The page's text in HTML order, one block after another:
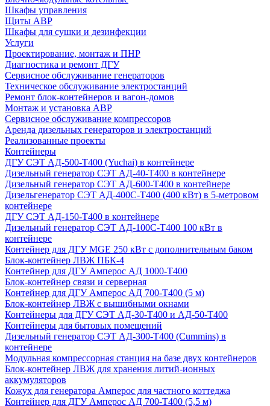
Шкафы управления
Щиты АВР
Шкафы для сушки и дезинфекции
Услуги
Проектирование, монтаж и ПНР
Диагностика и ремонт ДГУ
Сервисное обслуживание генераторов
Техническое обслуживание электростанций
Ремонт блок-контейнеров и вагон-домов
Монтаж и установка АВР
Сервисное обслуживание компрессоров
Аренда дизельных генераторов и электростанций
Реализованные проекты
Контейнеры
ДГУ СЭТ АД-500-Т400 (Yuchai) в контейнере
Дизельный генератор СЭТ АД-40-Т400 в контейнере
Дизельный генератор СЭТ АД-600-Т400 в контейнере
Дизельгенератор СЭТ АД-400С-Т400 (400 кВт) в 5-метровом
контейнере
ДГУ СЭТ АД-150-Т400 в контейнере
Дизельный генератор СЭТ АД-100С-Т400 100 кВт в
контейнере
Контейнер для ДГУ MGE 250 кВт с дополнительным баком
Блок-контейнер ЛВЖ ПБК-4
Контейнер для ДГУ Амперос АД 1000-Т400
Блок-контейнер связи и серверная
Контейнер для ДГУ Амперос АД 700-Т400 (5 м)
Блок-контейнер ЛВЖ с вышибными окнами
Контейнеры для ДГУ СЭТ АД-30-Т400 и АД-50-Т400
Контейнеры для бытовых помещений
Дизельный генератор СЭТ АД-300-Т400 (Cummins) в
контейнере
Модульная компрессорная станция на базе двух контейнеров
Блок-контейнер ЛВЖ для хранения литий-ионных
аккумуляторов
Кожух для генератора Амперос для частного коттеджа
Контейнер для ДГУ Амперос АД 700-Т400 (5,5 м)